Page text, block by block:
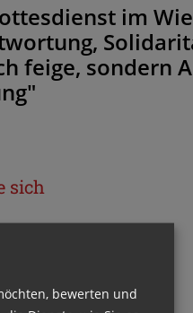
im
feige, sondern
sich
bewerten und